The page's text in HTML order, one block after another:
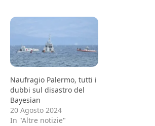
recupero. Ieri è arrivata
Imerese (Palermo) la gru
galleggiante Hebo Lift…
Naufragio Palermo, tutti i
dubbi sul disastro del
Bayesian
20 Agosto 2024
In "Altre notizie"